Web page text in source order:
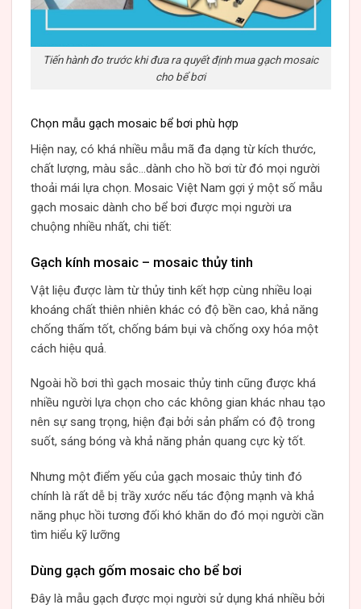
Tiến hành đo trước khi đưa ra quyết định mua gạch mosaic
cho bể bơi
Chọn mẫu gạch mosaic bể bơi phù hợp
Hiện nay, có khá nhiều mẫu mã đa dạng từ kích thước,
chất lượng, màu sắc…dành cho hồ bơi từ đó mọi người
thoải mái lựa chọn. Mosaic Việt Nam gợi ý một số mẫu
gạch mosaic dành cho bể bơi được mọi người ưa
chuộng nhiều nhất, chi tiết:
Gạch kính mosaic – mosaic thủy tinh
Vật liệu được làm từ thủy tinh kết hợp cùng nhiều loại
khoáng chất thiên nhiên khác có độ bền cao, khả năng
chống thấm tốt, chống bám bụi và chống oxy hóa một
cách hiệu quả.
Ngoài hồ bơi thì gạch mosaic thủy tinh cũng được khá
nhiều người lựa chọn cho các không gian khác nhau tạo
nên sự sang trọng, hiện đại bởi sản phẩm có độ trong
suốt, sáng bóng và khả năng phản quang cực kỳ tốt.
Nhưng một điểm yếu của gạch mosaic thủy tinh đó
chính là rất dễ bị trầy xước nếu tác động mạnh và khả
năng phục hồi tương đối khó khăn do đó mọi người cần
tìm hiểu kỹ lưỡng
Dùng gạch gốm mosaic cho bể bơi
Đây là mẫu gạch được mọi người sử dụng khá nhiều bởi